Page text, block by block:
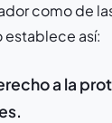
como de
establece así:
a la